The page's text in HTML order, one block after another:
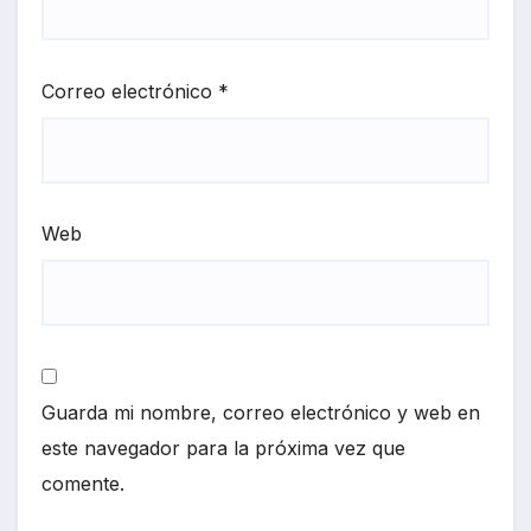
Correo electrónico *
Web
Guarda mi nombre, correo electrónico y web en
este navegador para la próxima vez que
comente.